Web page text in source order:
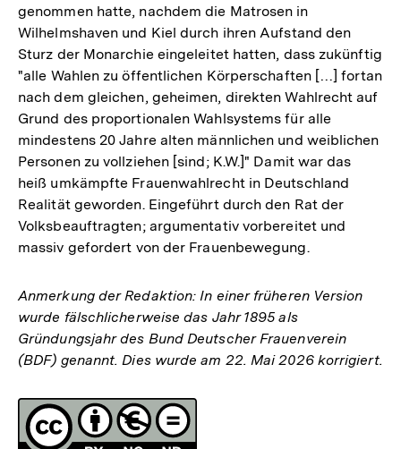
genommen hatte, nachdem die Matrosen in
Wilhelmshaven und Kiel durch ihren Aufstand den
Sturz der Monarchie eingeleitet hatten, dass zukünftig
"alle Wahlen zu öffentlichen Körperschaften […] fortan
nach dem gleichen, geheimen, direkten Wahlrecht auf
Grund des proportionalen Wahlsystems für alle
mindestens 20 Jahre alten männlichen und weiblichen
Personen zu vollziehen [sind; K.W.]" Damit war das
heiß umkämpfte Frauenwahlrecht in Deutschland
Realität geworden. Eingeführt durch den Rat der
Volksbeauftragten; argumentativ vorbereitet und
massiv gefordert von der Frauenbewegung.
Anmerkung der Redaktion: In einer früheren Version
wurde fälschlicherweise das Jahr 1895 als
Gründungsjahr des Bund Deutscher Frauenverein
(BDF) genannt. Dies wurde am 22. Mai 2026 korrigiert.
Fussnoten
Lizenz